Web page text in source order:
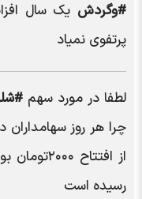
#وگردش یک سال
پرتفوی نمیاد
لطفا در مورد سهم
چرا هر روز سهامداران
رسیده است